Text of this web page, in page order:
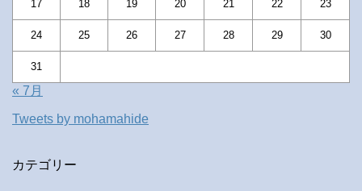
17 18 19 20 21 22 23
24 25 26 27 28 29 30
31
« 7月
Tweets by mohamahide
カテゴリー